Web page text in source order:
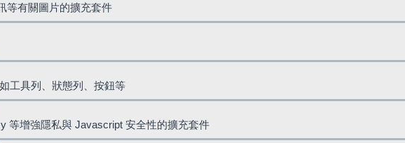
等有關圖片的擴充套件
工具列、狀態列、按鈕等
等增強隱私與 Javascript 安全性的擴充套件